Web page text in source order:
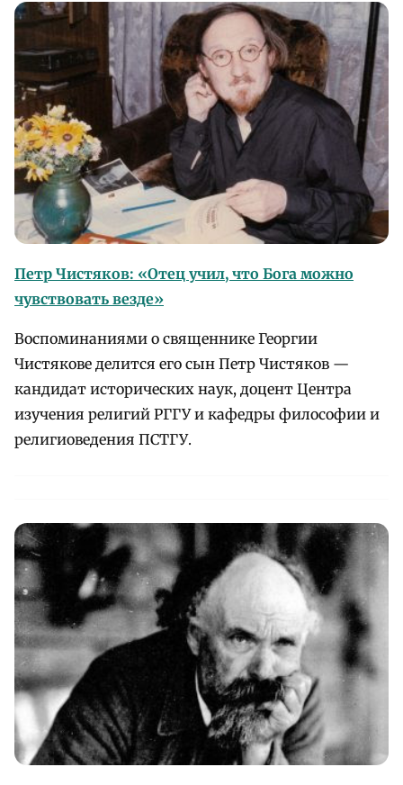
Петр Чистяков: «Отец учил, что Бога можно
чувствовать везде»
Воспоминаниями о священнике Георгии
Чистякове делится его сын Петр Чистяков —
кандидат исторических наук, доцент Центра
изучения религий РГГУ и кафедры философии и
религиоведения ПСТГУ.